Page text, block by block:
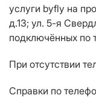
услуги byfly на
д.13; ул. 5-я
подключённых по
При отсутствии
Справки по